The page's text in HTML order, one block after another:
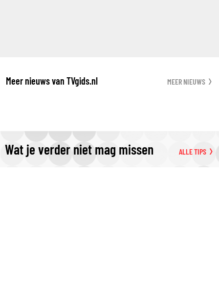
Meer nieuws van TVgids.nl MEER NIEUWS
Wat je verder niet mag missen ALLE TIPS